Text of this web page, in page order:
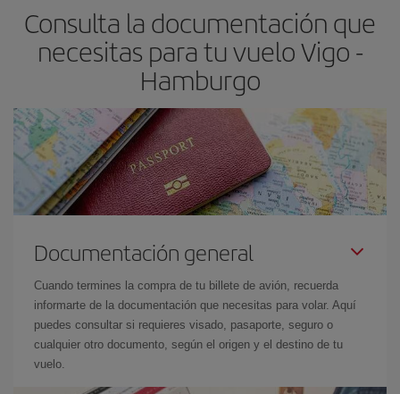
Consulta la documentación que
necesitas para tu vuelo Vigo -
Hamburgo
Documentación general
Cuando termines la compra de tu billete de avión, recuerda
informarte de la documentación que necesitas para volar. Aquí
puedes consultar si requieres visado, pasaporte, seguro o
cualquier otro documento, según el origen y el destino de tu
vuelo.